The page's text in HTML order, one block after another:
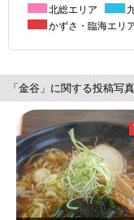
北総エリア
かずさ・臨海エリ
「金谷」に関する投稿写真